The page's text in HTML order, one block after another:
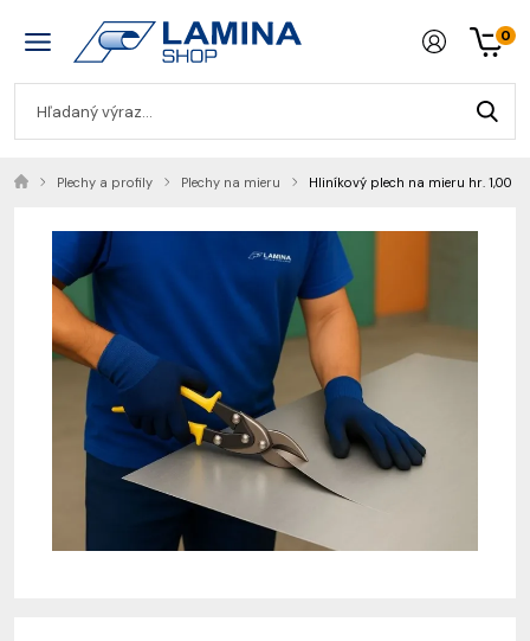
0
Plechy a profily Plechy na mieru Hliníkový plech na mieru hr. 1,00